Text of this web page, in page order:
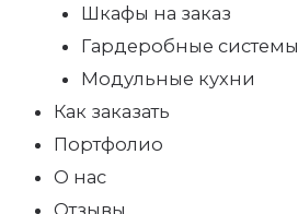
Шкафы на заказ
Гардеробные системы
Модульные кухни
Как заказать
Портфолио
О нас
Отзывы